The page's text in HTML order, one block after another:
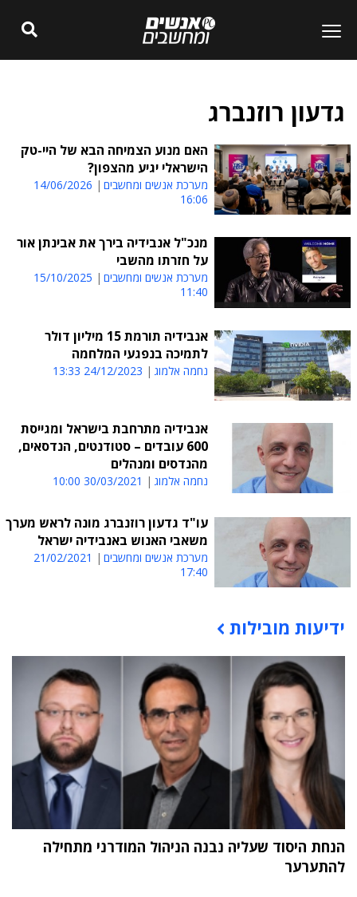
גדעון רוזנברג
האם מנוע הצמיחה הבא של היי-טק
הישראלי יגיע מהצפון?
מערכת אנשים ומחשבים
14/06/2026
16:06
מנכ"ל אנבידיה בירך את אבינתן אור
על חזרתו מהשבי
מערכת אנשים ומחשבים
15/10/2025
11:40
אנבידיה תורמת 15 מיליון דולר
לתמיכה בנפגעי המלחמה
נחמה אלמוג 24/12/2023 13:33
אנבידיה מתרחבת בישראל ומגייסת
600 עובדים – סטודנטים, הנדסאים,
מהנדסים ומנהלים
נחמה אלמוג 30/03/2021 10:00
עו"ד גדעון רוזנברג מונה לראש מערך
משאבי האנוש באנבידיה ישראל
מערכת אנשים ומחשבים
21/02/2021
17:40
תוכן פרסומי
ידיעות מובילות
הנחת היסוד שעליה נבנה הניהול המודרני מתחילה
להתערער